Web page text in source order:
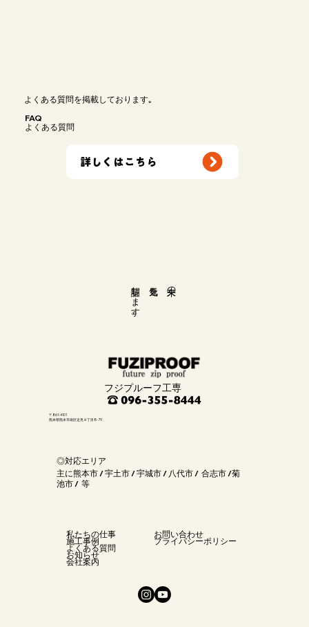
よくある質問を掲載しております｡
FAQ
よくある質問
詳しくはこちら
未来の
元気を
​証明します。
フジプルーフ工専
〒861-4101
熊本県熊本市南区近見８丁目8-79
◎対応エリア
主に熊本市 / 宇土市 / 宇城市 / 八代市 / 合志市 /菊
池市 / 等
私たちの仕事
施工事例
よくある質問
お知らせ
会社案内
お問い合わせ
プライバシーポリシー